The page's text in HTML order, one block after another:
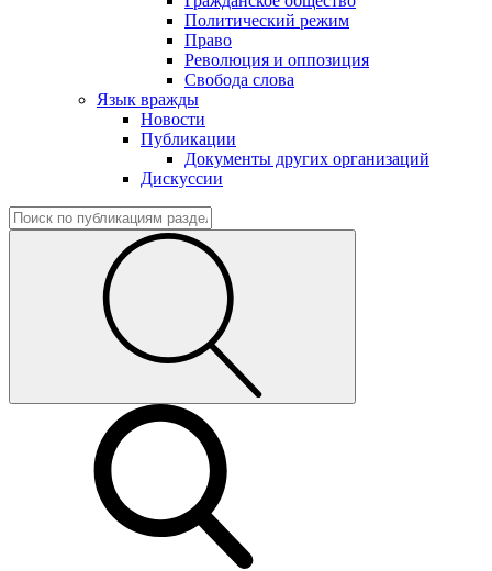
Политический режим
Право
Революция и оппозиция
Свобода слова
Язык вражды
Новости
Публикации
Документы других организаций
Дискуссии